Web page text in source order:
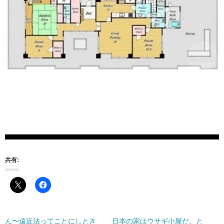
共有:
ん〜遠近法ってことにしとき 日本の家はウサギ小屋だ。と